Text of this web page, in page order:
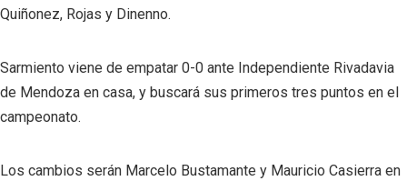
Quiñonez, Rojas y Dinenno.
Sarmiento viene de empatar 0-0 ante Independiente Rivadavia
de Mendoza en casa, y buscará sus primeros tres puntos en el
campeonato.
Los cambios serán Marcelo Bustamante y Mauricio Casierra en